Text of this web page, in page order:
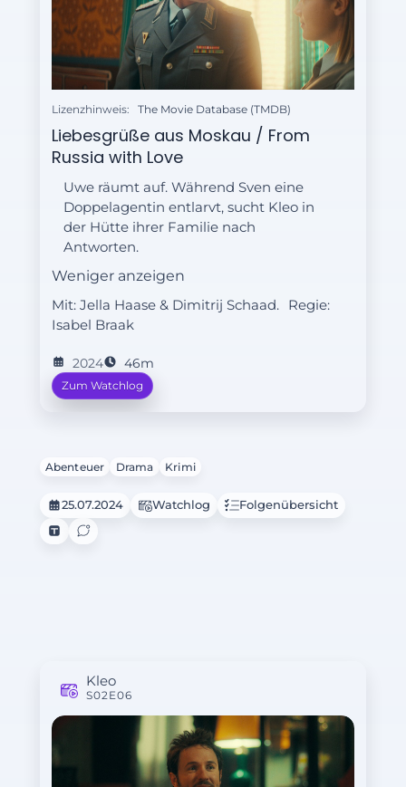
Lizenzhinweis: The Movie Database (TMDB)
Liebesgrüße aus Moskau / From
Russia with Love
Uwe räumt auf. Während Sven eine
Doppelagentin entlarvt, sucht Kleo in
der Hütte ihrer Familie nach
Antworten.
Weniger anzeigen
Mit: Jella Haase & Dimitrij Schaad.
Regie:
Isabel Braak
2024 46m
Zum Watchlog
Abenteuer Drama Krimi
25.07.2024 Watchlog Folgenübersicht
Kleo
S02E06